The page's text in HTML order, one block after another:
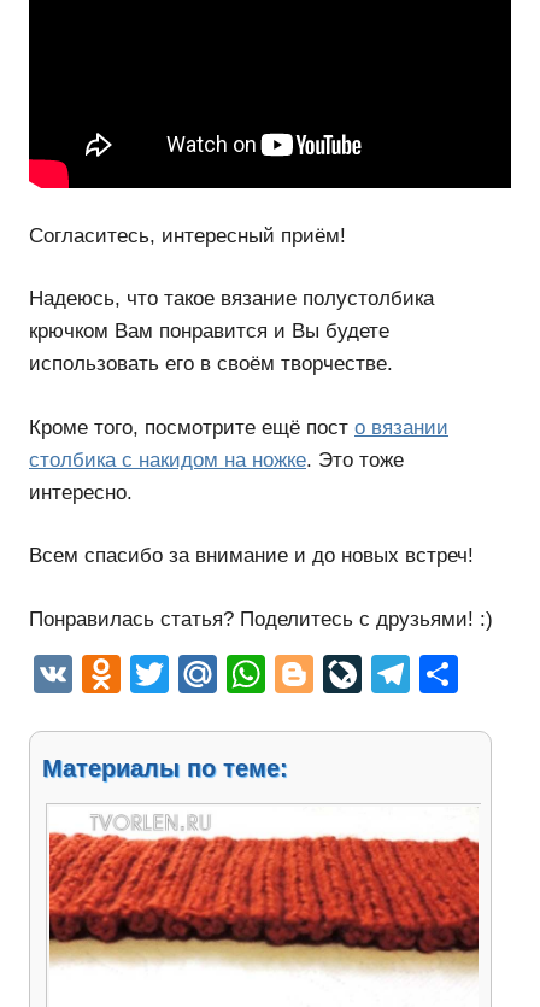
Согласитесь, интересный приём!
Надеюсь, что такое вязание полустолбика
крючком Вам понравится и Вы будете
использовать его в своём творчестве.
Кроме того, посмотрите ещё пост о вязании
столбика с накидом на ножке. Это тоже
интересно.
Всем спасибо за внимание и до новых встреч!
Понравилась статья? Поделитесь с друзьями! :)
VK Odnoklassniki
TwitterMail.Ru
WhatsApp
Blogger
Материалы по теме: